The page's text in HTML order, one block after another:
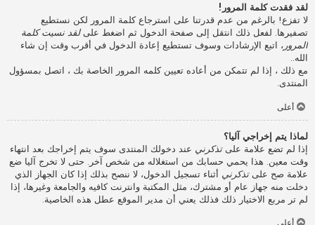
لقد فقدت كلمة المرور!
لا تفزع! بالرغم من عدم قدرتنا على استرجاع كلمة المرور لكن نستطيع
تصفيرها. لفعل ذلك انتقل إلى صفحة الدخول ثم اضغط علىلقد نسيت كلمة
المرور ، اتبع الإرشادات وسوف تستطيع إعادة الدخول في أقرب وقت إن شاء
الله..
مع ذلك ، إذا لم تتمكن من أعاده تعيين كلمه المرور الخاصة بك ، اتصل بمسؤول
المنتدى.
أعلى
لماذا يتم إخراجي آليا؟
إذا لم تضع علامة علىتذكرني عند دخولك المنتدى سوف يتم إخراجك بعد انتهاء
وقت معين. هذا يحمي حسابك من استغلاله من شخص آخر. حتى لا تخرج آليا ضع
علامة صح علىتذكرني أثناء تسجيل الدخول، لا ننصح بذلك إذا كان الجهاز الذي
دخلت منه جهاز عام أو مشترك، مثل المكتبة وانترنت كافيه والجامعة وغيرها، إذا
لم تر مربع الاختيار ذلك فذلك يعني أن مدير الموقع عطل هذه الخاصية.